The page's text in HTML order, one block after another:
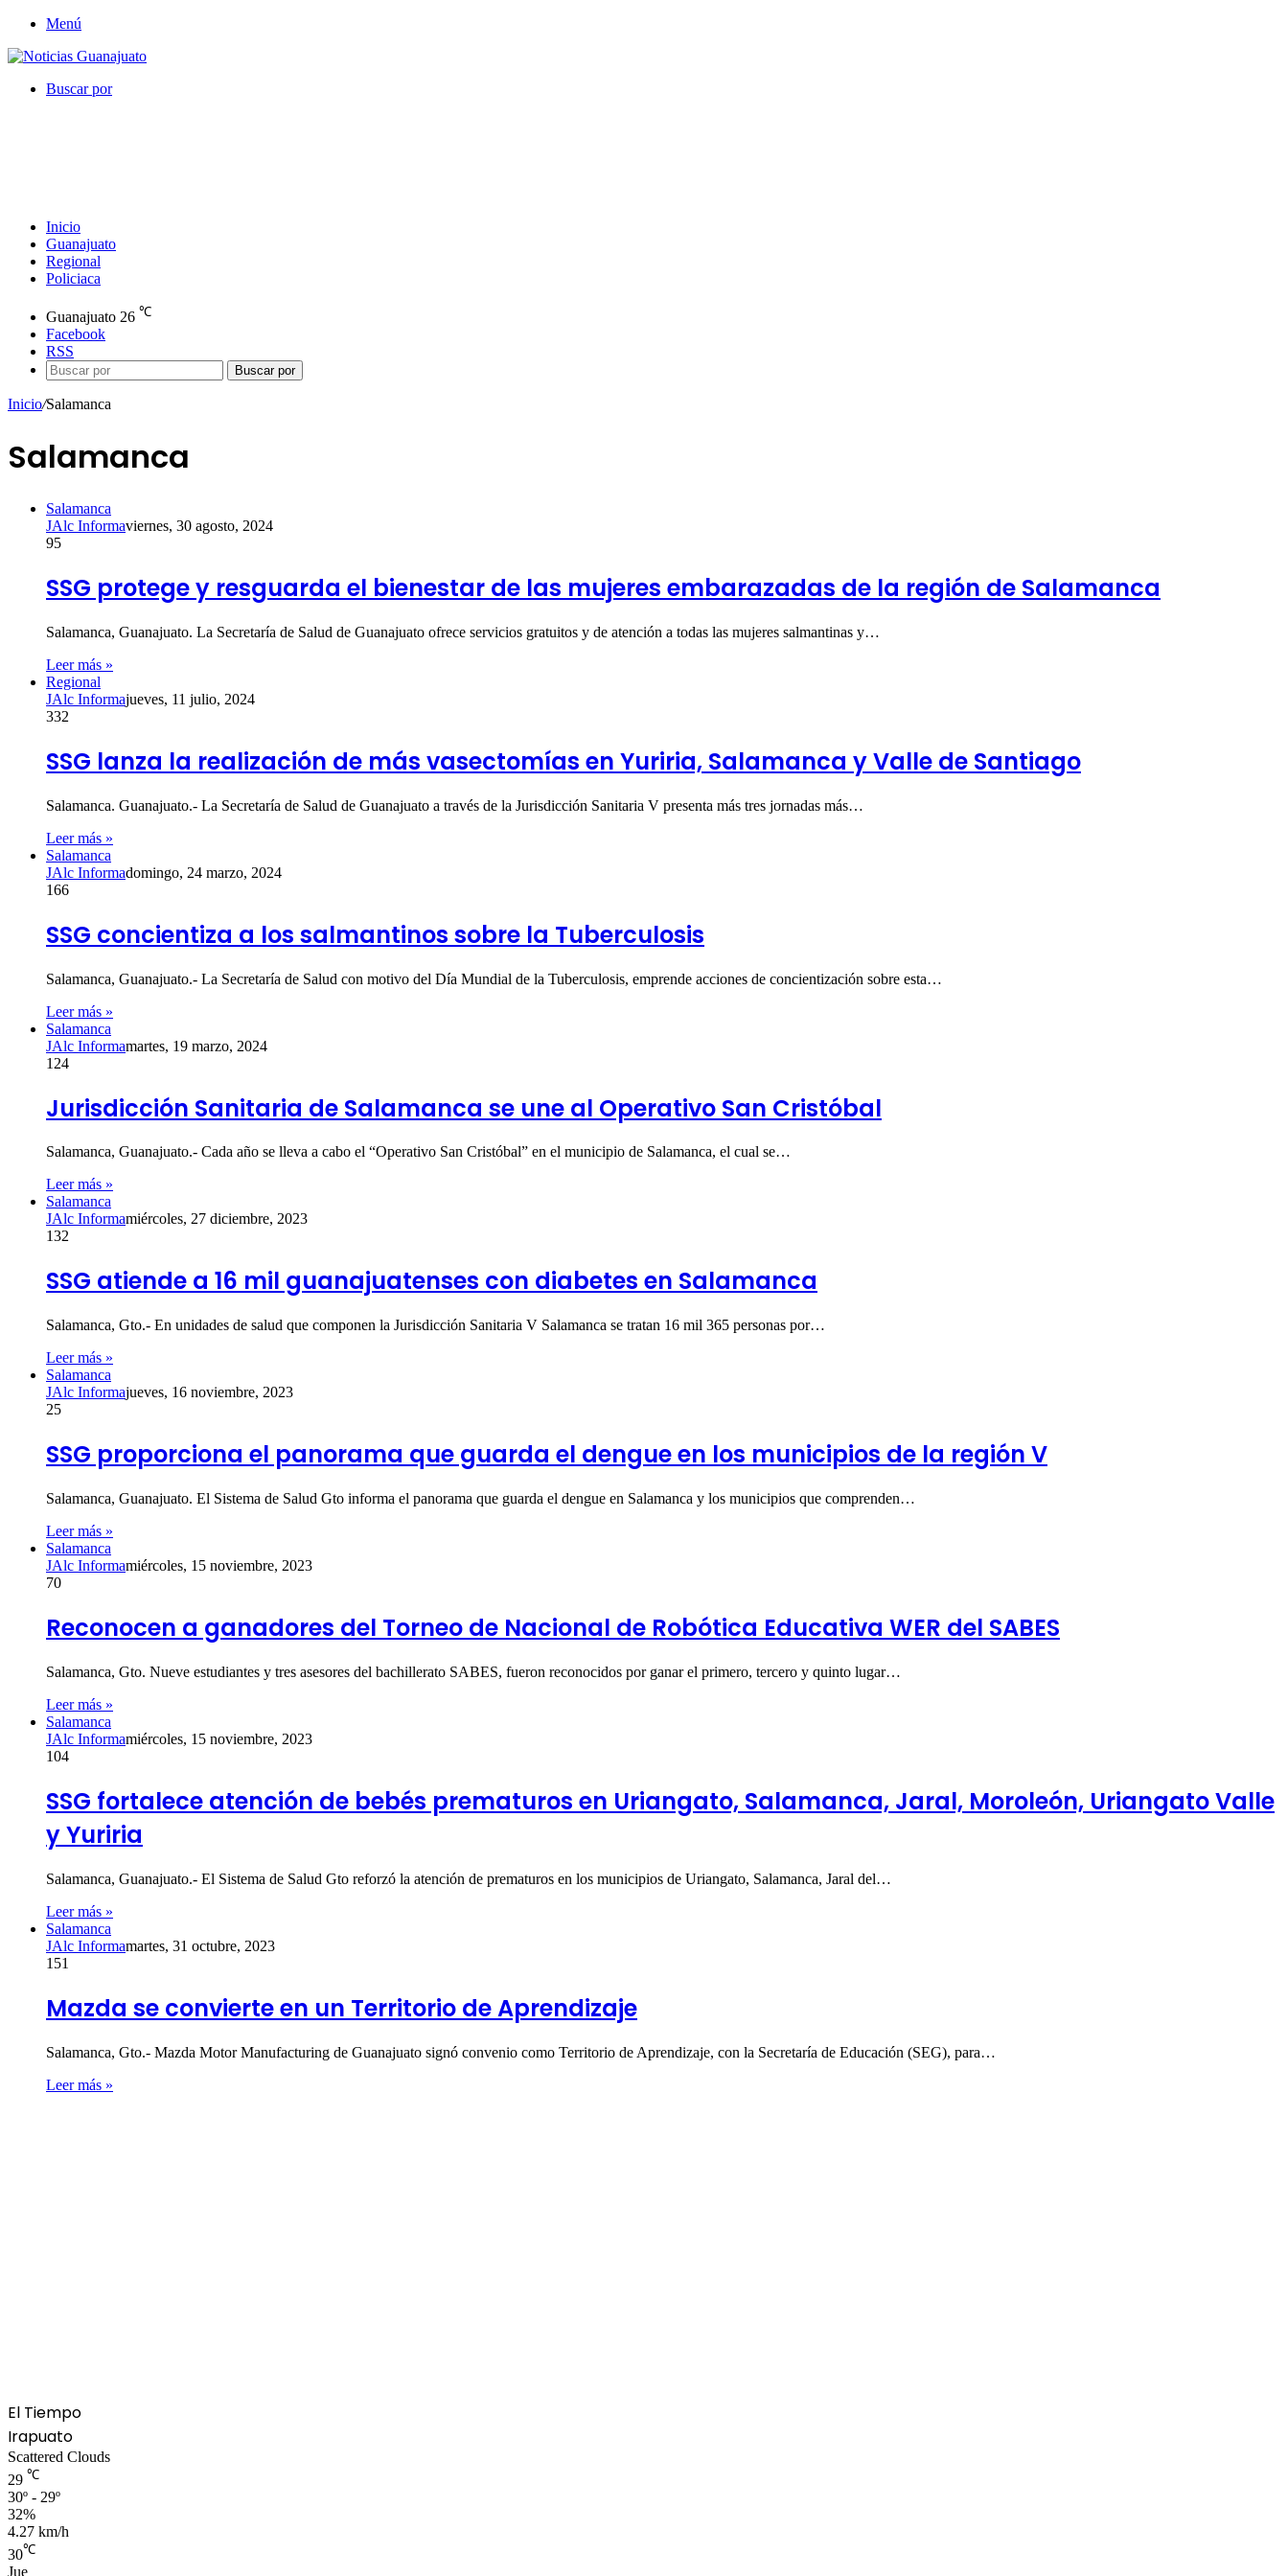
Menú
Buscar por
Inicio
Guanajuato
Regional
Policiaca
Guanajuato 26 ℃
Facebook
RSS
Buscar por
Inicio/Salamanca
Salamanca
Salamanca
JAlc Informaviernes, 30 agosto, 2024
95
SSG protege y resguarda el bienestar de las mujeres embarazadas de la región de Salamanca
Salamanca, Guanajuato. La Secretaría de Salud de Guanajuato ofrece servicios gratuitos y de atención a todas las mujeres salmantinas y…
Leer más »
Regional
JAlc Informajueves, 11 julio, 2024
332
SSG lanza la realización de más vasectomías en Yuriria, Salamanca y Valle de Santiago
Salamanca. Guanajuato.- La Secretaría de Salud de Guanajuato a través de la Jurisdicción Sanitaria V presenta más tres jornadas más…
Leer más »
Salamanca
JAlc Informadomingo, 24 marzo, 2024
166
SSG concientiza a los salmantinos sobre la Tuberculosis
Salamanca, Guanajuato.- La Secretaría de Salud con motivo del Día Mundial de la Tuberculosis, emprende acciones de concientización sobre esta…
Leer más »
Salamanca
JAlc Informamartes, 19 marzo, 2024
124
Jurisdicción Sanitaria de Salamanca se une al Operativo San Cristóbal
Salamanca, Guanajuato.- Cada año se lleva a cabo el “Operativo San Cristóbal” en el municipio de Salamanca, el cual se…
Leer más »
Salamanca
JAlc Informamiércoles, 27 diciembre, 2023
132
SSG atiende a 16 mil guanajuatenses con diabetes en Salamanca
Salamanca, Gto.- En unidades de salud que componen la Jurisdicción Sanitaria V Salamanca se tratan 16 mil 365 personas por…
Leer más »
Salamanca
JAlc Informajueves, 16 noviembre, 2023
25
SSG proporciona el panorama que guarda el dengue en los municipios de la región V
Salamanca, Guanajuato. El Sistema de Salud Gto informa el panorama que guarda el dengue en Salamanca y los municipios que comprenden…
Leer más »
Salamanca
JAlc Informamiércoles, 15 noviembre, 2023
70
Reconocen a ganadores del Torneo de Nacional de Robótica Educativa WER del SABES
Salamanca, Gto. Nueve estudiantes y tres asesores del bachillerato SABES, fueron reconocidos por ganar el primero, tercero y quinto lugar…
Leer más »
Salamanca
JAlc Informamiércoles, 15 noviembre, 2023
104
SSG fortalece atención de bebés prematuros en Uriangato, Salamanca, Jaral, Moroleón, Uriangato Valle
y Yuriria
Salamanca, Guanajuato.- El Sistema de Salud Gto reforzó la atención de prematuros en los municipios de Uriangato, Salamanca, Jaral del…
Leer más »
Salamanca
JAlc Informamartes, 31 octubre, 2023
151
Mazda se convierte en un Territorio de Aprendizaje
Salamanca, Gto.- Mazda Motor Manufacturing de Guanajuato signó convenio como Territorio de Aprendizaje, con la Secretaría de Educación (SEG), para…
Leer más »
El Tiempo
Irapuato
Scattered Clouds
29 ℃
30º - 29º
32%
4.27 km/h
30℃
Jue